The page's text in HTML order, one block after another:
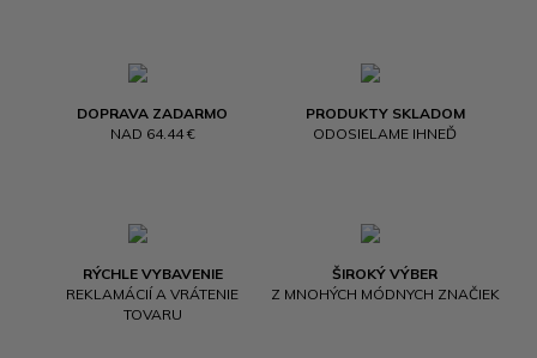
DOPRAVA ZADARMO
NAD 64.44 €
PRODUKTY SKLADOM
ODOSIELAME IHNEĎ
RÝCHLE VYBAVENIE
REKLAMÁCIÍ A VRÁTENIE
TOVARU
ŠIROKÝ VÝBER
Z MNOHÝCH MÓDNYCH ZNAČIEK